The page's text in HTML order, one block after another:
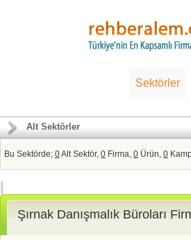
Sektörler
Alt Sektörler
Bu Sektörde; 0Alt Sektör, 0 Firma, 0 Ürün, 0
Şırnak Danışmalık Büroları